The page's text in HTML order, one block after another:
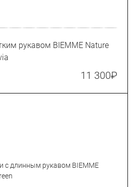
рукавом BIEMME Nature
11 300₽